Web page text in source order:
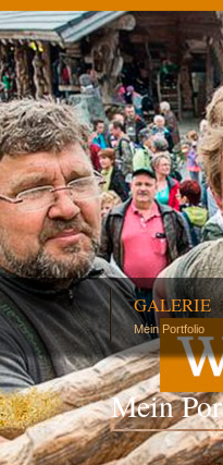
GALERIE
Mein Portfolio
Mein